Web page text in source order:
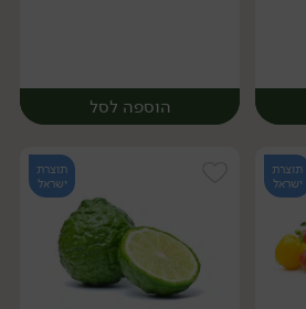
הוספה לסל
תוצרת
ישראל
תוצרת
ישראל